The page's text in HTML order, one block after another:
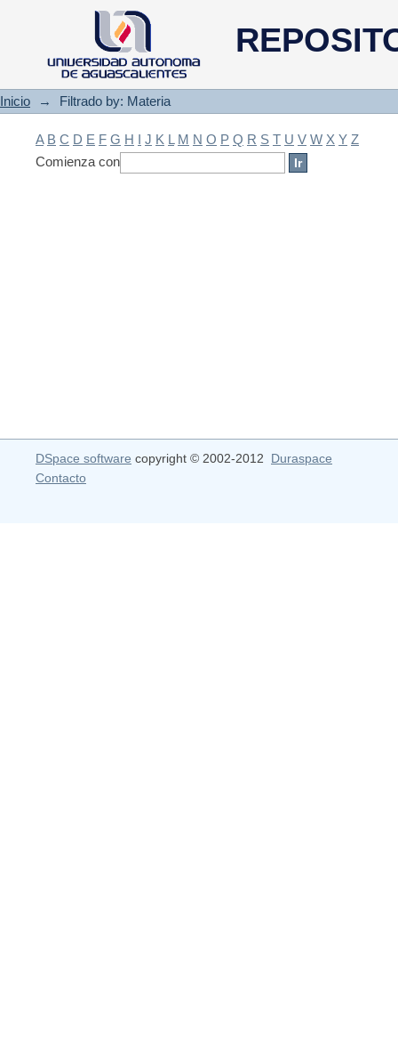
Filtrado by: Materia
Inicio → Filtrado by: Materia
A B C D E F G H I J K L M N O P Q R S T U V W X Y Z
Comienza con
DSpace software copyright © 2002-2012 Duraspace
Contacto